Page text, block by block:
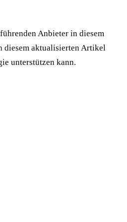
Anbieter in diesem
diesem aktualisierten Artikel
unterstützen kann.